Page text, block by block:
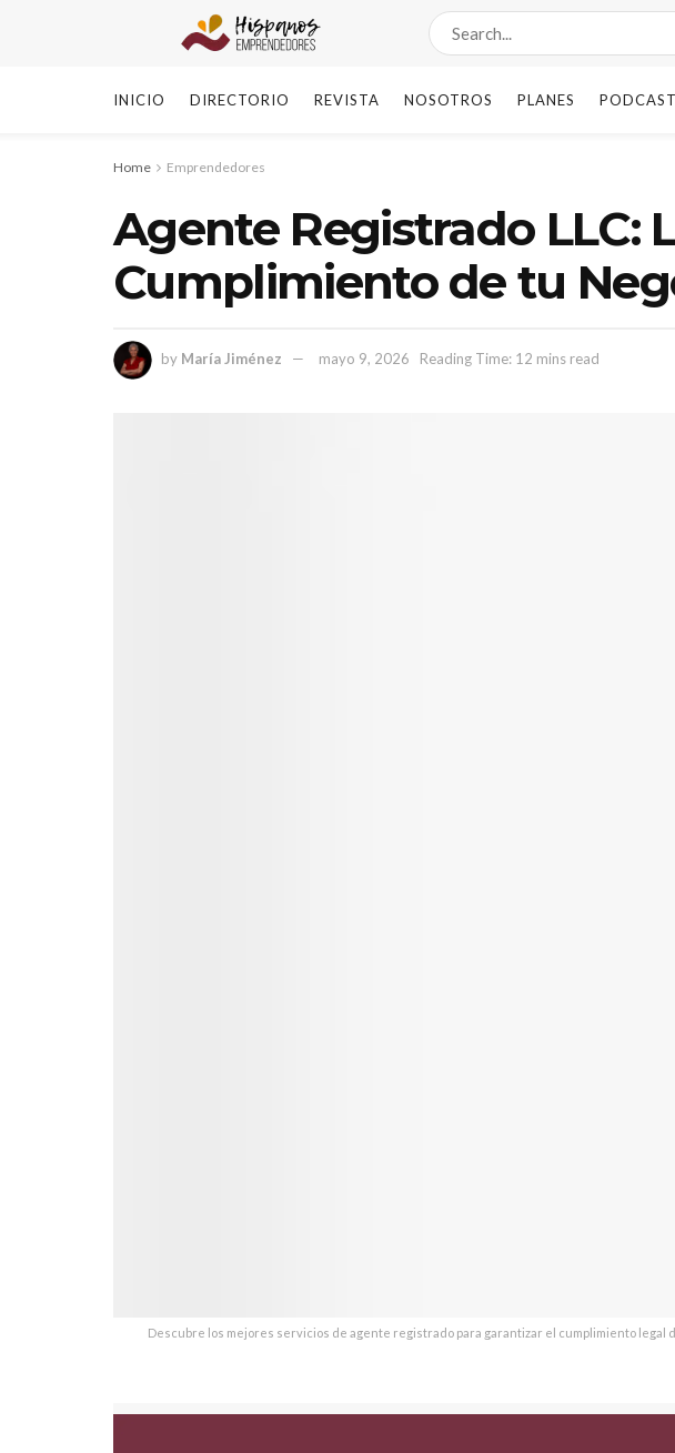
INICIO DIRECTORIO REVISTA NOSOTROS PLANES PODCAST
Home Emprendedores
Agente Registrado LLC:
Cumplimiento de tu
by María Jiménez mayo 9, 2026 Reading Time: 12 mins read
Descubre los mejores servicios de agente registrado para garantizar el cumplimiento